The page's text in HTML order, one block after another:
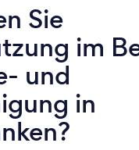
Sie
im
und
in